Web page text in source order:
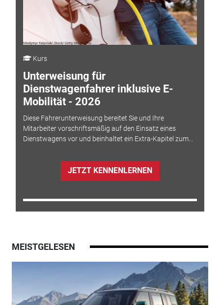
Kurs
Unterweisung für
Dienstwagenfahrer inklusive E-
Mobilität - 2026
Diese Fahrerunterweisung bereitet Sie und Ihre
Mitarbeiter vorschriftsmäßig auf den Einsatz eines
Dienstwagens vor und beinhaltet ein Extra-Kapitel zum...
JETZT KENNENLERNEN
MEISTGELESEN